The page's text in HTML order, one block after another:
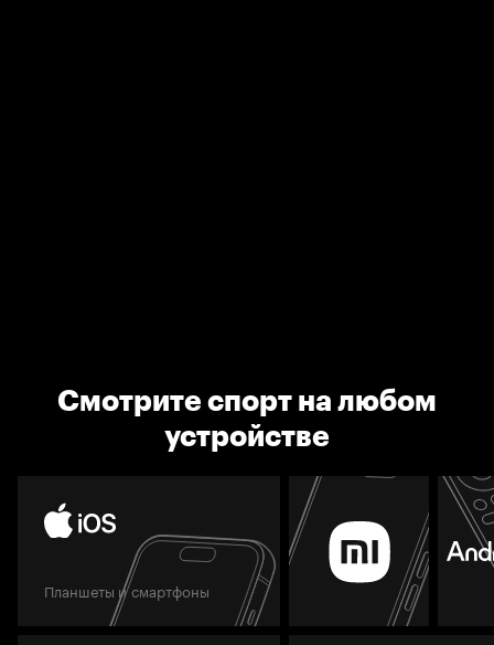
Смотрите спорт на любом
устройстве
Планшеты и смартфоны